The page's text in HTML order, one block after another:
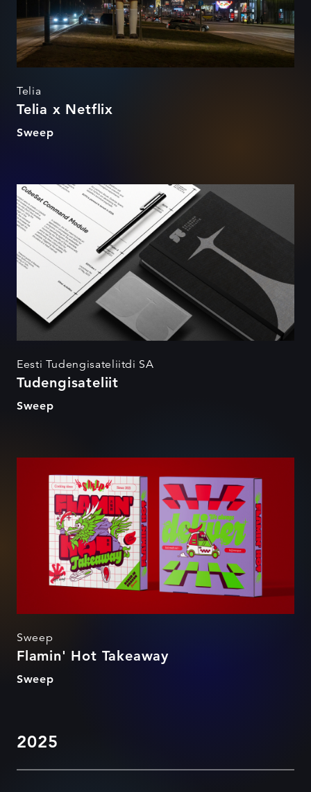
Telia
Telia x Netflix
Sweep
Tudengisateliit
Eesti Tudengisateliitdi SA
Tudengisateliit
Sweep
Sweep
Flamin' Hot Takeaway
Sweep
2025